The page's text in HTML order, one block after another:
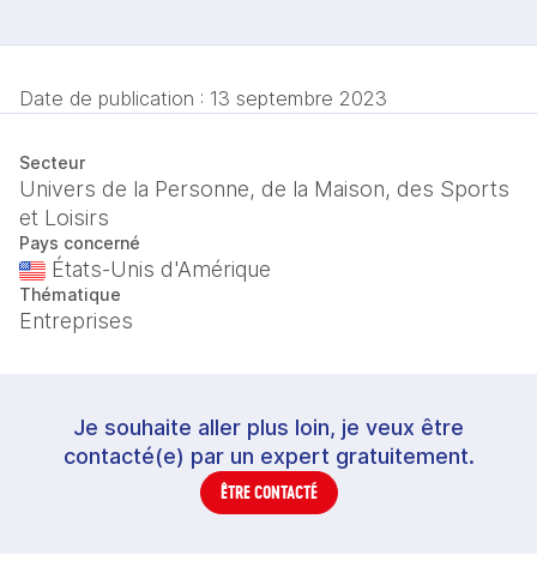
Date de publication : 13 septembre 2023
Secteur
Univers de la Personne, de la Maison, des Sports
et Loisirs
Pays concerné
États-Unis d'Amérique
Thématique
Entreprises
Je souhaite aller plus loin, je veux être
contacté(e) par un expert gratuitement.
ÊTRE CONTACTÉ